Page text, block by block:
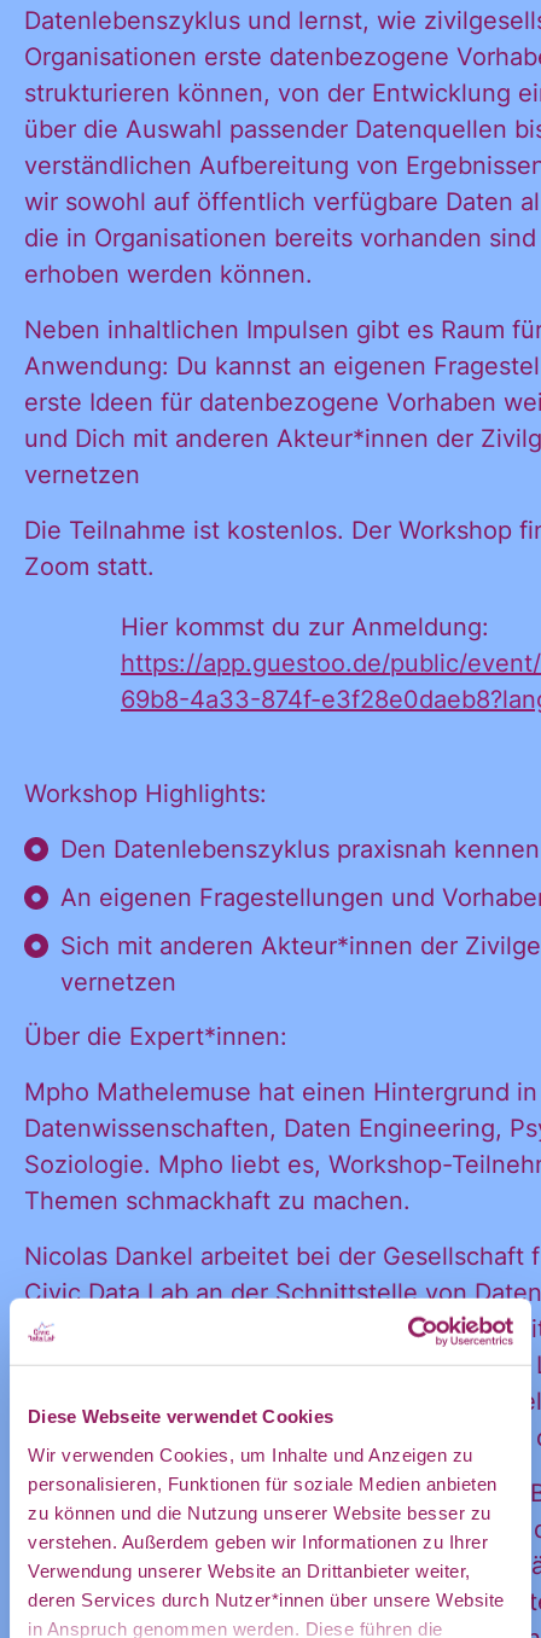
Diese Webseite verwendet Cookies
Wir verwenden Cookies, um Inhalte und Anzeigen zu
personalisieren, Funktionen für soziale Medien anbieten
zu können und die Nutzung unserer Website besser zu
verstehen. Außerdem geben wir Informationen zu Ihrer
Verwendung unserer Website an Drittanbieter weiter,
deren Services durch Nutzer*innen über unsere Website
in Anspruch genommen werden. Diese führen die
Datenlebenszyklus und lernst, wie
Organisationen erste datenbezogene
strukturieren können, von der Entwicklung
über die Auswahl passender Datenquellen
verständlichen Aufbereitung von
wir sowohl auf öffentlich verfügbare Daten
die in Organisationen bereits vorhanden
erhoben werden können.
Neben inhaltlichen Impulsen gibt es Raum
Anwendung: Du kannst an eigenen
erste Ideen für datenbezogene Vorhaben
und Dich mit anderen Akteur*innen der
vernetzen
Die Teilnahme ist kostenlos. Der Workshop
Zoom statt.
Hier kommst du zur Anmeldung:
https://app.guestoo.de/public/
69b8-4a33-874f-
Workshop Highlights:
Den Datenlebenszyklus praxisnah
An eigenen Fragestellungen und
Sich mit anderen Akteur*innen der
vernetzen
Über die Expert*innen:
Mpho Mathelemuse hat einen Hintergrund in
Datenwissenschaften, Daten Engineering,
Soziologie. Mpho liebt es, Workshop-
Themen schmackhaft zu machen.
Nicolas Dankel arbeitet bei der Gesellschaft
Civic Data Lab an der Schnittstelle von
Anwendung und gemeinwohlorientierter
entwickelt Bildungsmaterial, Workshops und
rund um Datenkompetenz und KI und hat
Einsteiger*innen-Workshops organisiert
Zum Projekt: Das Civic Data Lab ist ein vom
gefördertes Projekt mit dem Ziel, Daten von
Zivilgesellschaft für die Zivilgesellschaft
verständlich und nutzbar zu machen. Wir
Informationen
und
des CDL direkt
in mein
persönliches
Postfach:
Ja, ich
möchte alle
und
des CDL
direkt in
mein